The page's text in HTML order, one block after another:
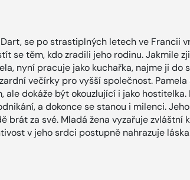
se po strastiplných letech ve Francii
se těm, kdo zradili jeho rodinu. Jakmile
nyní pracuje jako kuchařka, najme ji do
večírky pro vyšší společnost. Pamela
ale dokáže být okouzlující i jako hostitelka.
a dokonce se stanou i milenci.
brát za své. Mladá žena vyzařuje zvláštní
v jeho srdci postupně nahrazuje